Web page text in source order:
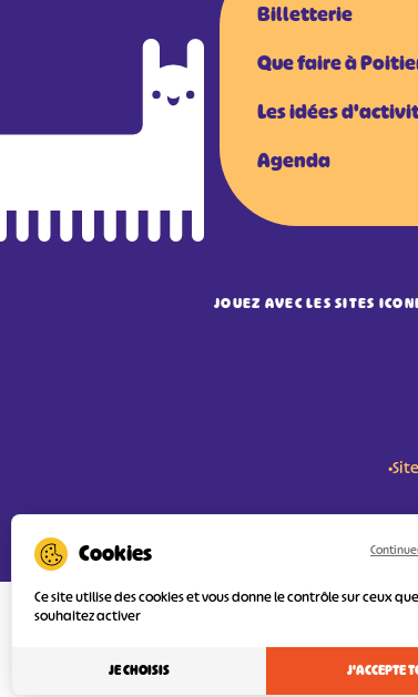
Billetterie
Que faire à
Les idées
Agenda
JOUEZ AVEC LES SITES
RÉSERVER MES BILLETS
L'Agence
FEDER (Fonds
services numériques
l’objectif principal est
Ce site utilise des cookies et vous donne le contrôle sur ceux
souhaitez activer
J'ACCEPTE
JE CHOISIS